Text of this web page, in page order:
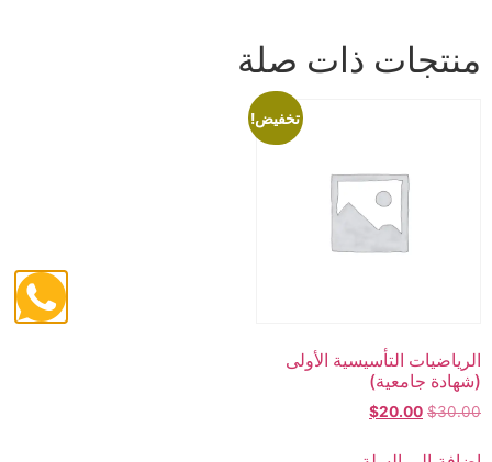
منتجات ذات صلة
تخفيض!
الرياضيات التأسيسية الأولى
(شهادة جامعية)
$30.00
$20.00